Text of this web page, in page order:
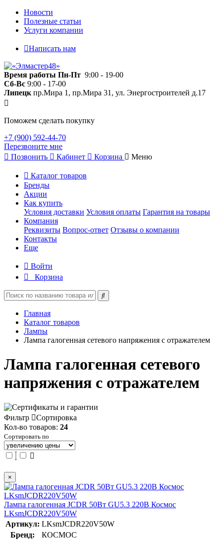
Новости
Полезные статьи
Услуги компании
Написать нам
Время работы Пн-Пт 9:00 - 19-00
Сб-Вс 9:00 - 17-00
Липецк пр.Мира 1, пр.Мира 31, ул. Энергостроителей д.17
Поможем сделать покупку
+7 (900) 592-44-70
Перезвоните мне
Позвонить
Кабинет Корзина Меню
Каталог товаров
Бренды
Акции
Как купить
Условия доставки Условия оплаты Гарантия на товары
Компания
Реквизиты Вопрос-ответ Отзывы о компании
Контакты
Еще
Войти
Корзина
Главная
Каталог товаров
Лампы
Лампа галогенная сетевого напряжения с отражателем
Лампа галогенная сетевого
напряжения с отражателем
Фильтр
Сортировка
Кол-во товаров: 24
Сортировать по
×
Лампа галогенная JCDR 50Вт GU5.3 220В Космос
LKsmJCDR220V50W
Артикул: LKsmJCDR220V50W
Бренд:
КОСМОС